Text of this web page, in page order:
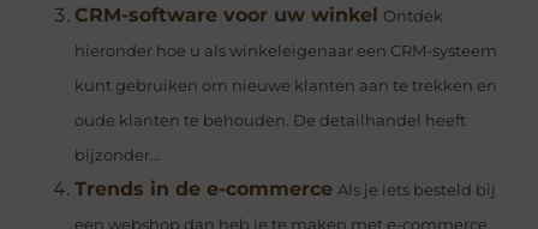
CRM-software voor uw winkel Ontdek
hieronder hoe u als winkeleigenaar een CRM-systeem
kunt gebruiken om nieuwe klanten aan te trekken en
oude klanten te behouden. De detailhandel heeft
bijzonder...
Trends in de e-commerce Als je iets besteld bij
een webshop dan heb je te maken met e-commerce.